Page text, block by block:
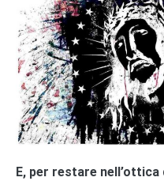
E, per restare